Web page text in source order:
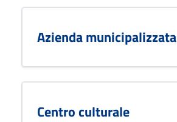
Azienda municipalizzata
Centro culturale